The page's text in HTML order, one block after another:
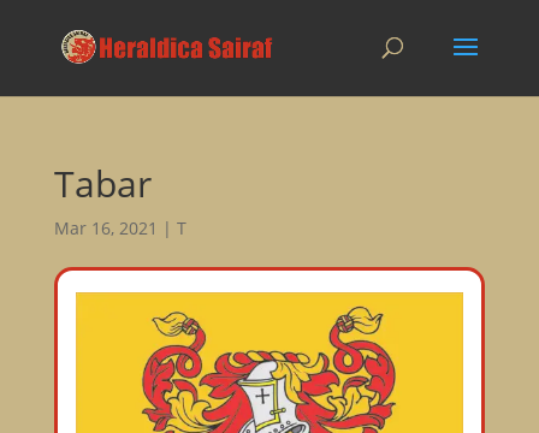
Tabar
Mar 16, 2021 | T